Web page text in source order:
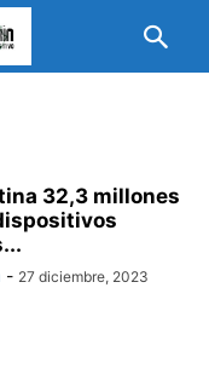
32,3 millones
- 27 diciembre, 2023